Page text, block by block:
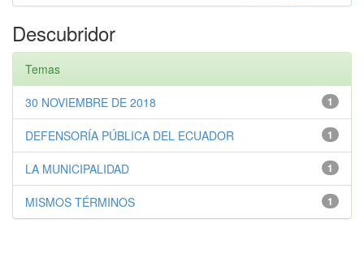
Descubridor
Temas
1
30 NOVIEMBRE DE 2018
1
DEFENSORÍA PÚBLICA DEL ECUADOR
1
LA MUNICIPALIDAD
1
MISMOS TÉRMINOS